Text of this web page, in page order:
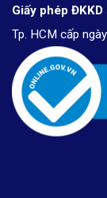
Giấy phép ĐKKD
Tp. HCM cấp